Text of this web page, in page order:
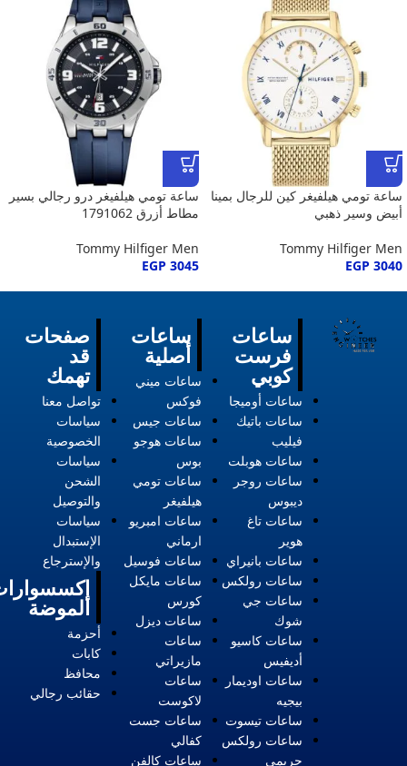
ساعة تومي هيلفيغر كين للرجال بمينا
أبيض وسير ذهبي
Tommy Hilfiger Men
EGP 3040
ساعة تومي هيلفيغر درو رجالي بسير
مطاط أزرق 1791062
Tommy Hilfiger Men
EGP 3045
صفحات
قد
تهمك
تواصل معنا
سياسات
الخصوصية
سياسات
الشحن
والتوصيل
سياسات
الإستبدال
والإسترجاع
الموضة
أحزمة
كابات
محافظ
حقائب رجالي
ساعات
أصلية
ساعات ميني
فوكس
ساعات جيس
ساعات هوجو
بوس
ساعات تومي
هيلفيغر
ساعات امبريو
ارماني
ساعات فوسيل
ساعات مايكل
كورس
ساعات ديزل
ساعات
مازيراتي
ساعات
لاكوست
ساعات جست
كفالي
ساعات كالفن
ساعات
فرست
كوبي
ساعات أوميجا
ساعات باتيك
فيليب
ساعات هوبلت
ساعات روجر
ديبوس
ساعات تاغ
هوير
ساعات بانيراي
ساعات رولكس
ساعات جي
شوك
ساعات كاسيو
أديفيس
ساعات اوديمار
بيجيه
ساعات تيسوت
ساعات رولكس
حريمي